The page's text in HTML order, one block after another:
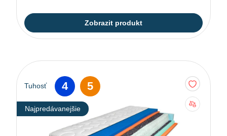
Zobrazit produkt
Tuhosť 4 5
Najpredávanejšie